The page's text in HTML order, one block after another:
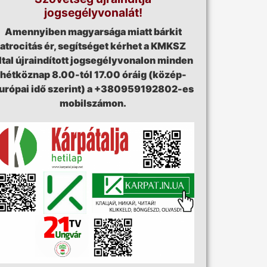
jogsegélyvonalát!
Amennyiben magyarsága miatt bárkit
atrocitás ér, segítséget kérhet a KMKSZ
újraindított jogsegélyvonalon minden
hétköznap 8.00-tól 17.00 óráig (közép-
idő szerint) a +380959192802-es
mobilszámon.